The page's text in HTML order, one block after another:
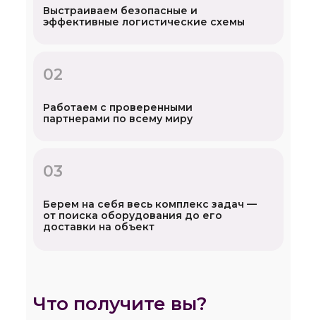
Выстраиваем безопасные и
эффективные логистические схемы
02
Работаем с проверенными
партнерами по всему миру
03
Берем на себя весь комплекс задач —
от поиска оборудования до его
доставки на объект
Что получите вы?